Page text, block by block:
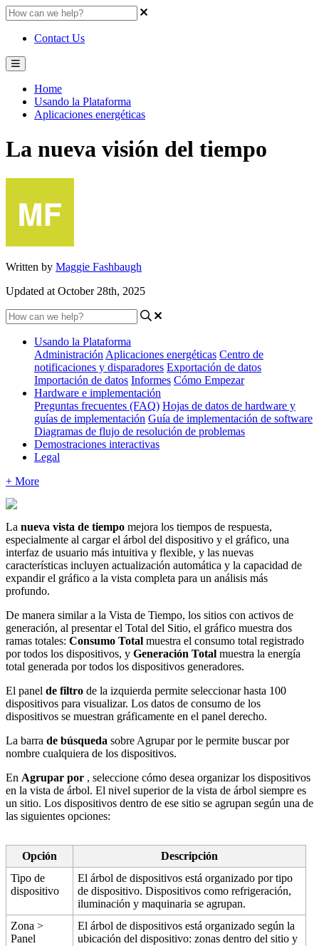
Contact Us
Home
Usando la Plataforma
Aplicaciones energéticas
La nueva visión del tiempo
Written by Maggie Fashbaugh
Updated at October 28th, 2025
Usando la Plataforma
Administración Aplicaciones energéticas Centro de
notificaciones y disparadores Exportación de datos
Importación de datos Informes Cómo Empezar
Hardware e implementación
Preguntas frecuentes (FAQ) Hojas de datos de hardware y
guías de implementación Guía de implementación de software
Diagramas de flujo de resolución de problemas
Demostraciones interactivas
Legal
+ More
La nueva vista de tiempo mejora los tiempos de respuesta,
especialmente al cargar el árbol del dispositivo y el gráfico, una
interfaz de usuario más intuitiva y flexible, y las nuevas
características incluyen actualización automática y la capacidad de
expandir el gráfico a la vista completa para un análisis más
profundo.
De manera similar a la Vista de Tiempo, los sitios con activos de
generación, al presentar el Total del Sitio, el gráfico muestra dos
ramas totales: Consumo Total muestra el consumo total registrado
por todos los dispositivos, y Generación Total muestra la energía
total generada por todos los dispositivos generadores.
El panel de filtro de la izquierda permite seleccionar hasta 100
dispositivos para visualizar. Los datos de consumo de los
dispositivos se muestran gráficamente en el panel derecho.
La barra de búsqueda sobre Agrupar por le permite buscar por
nombre cualquiera de los dispositivos.
En Agrupar por , seleccione cómo desea organizar los dispositivos
en la vista de árbol. El nivel superior de la vista de árbol siempre es
un sitio. Los dispositivos dentro de ese sitio se agrupan según una de
las siguientes opciones:
Opción
Descripción
Tipo de
dispositivo
El árbol de dispositivos está organizado por tipo
de dispositivo. Dispositivos como refrigeración,
iluminación y maquinaria se agrupan.
Zona >
Panel
El árbol de dispositivos está organizado según la
ubicación del dispositivo: zonas dentro del sitio y